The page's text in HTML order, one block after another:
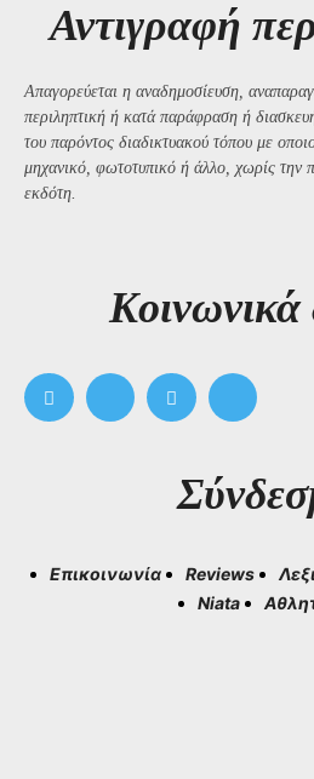
Αντιγραφή
Απαγορεύεται η αναδημοσίευση,
περιληπτική ή κατά παράφραση ή
του παρόντος διαδικτυακού τόπου με
μηχανικό, φωτοτυπικό ή άλλο, χωρίς την
εκδότη.
Kοινωνικά
Επικοινωνία Reviews
Niata